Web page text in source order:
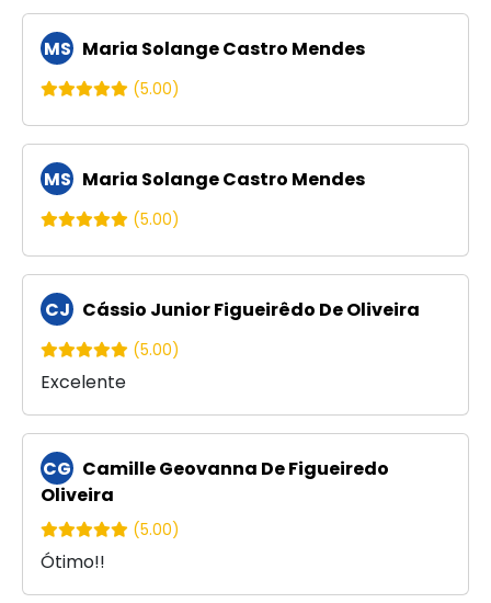
MS Maria Solange Castro Mendes
(5.00)
MS Maria Solange Castro Mendes
(5.00)
CJ Cássio Junior Figueirêdo De Oliveira
(5.00)
Excelente
CG Camille Geovanna De Figueiredo
Oliveira
(5.00)
Ótimo!!